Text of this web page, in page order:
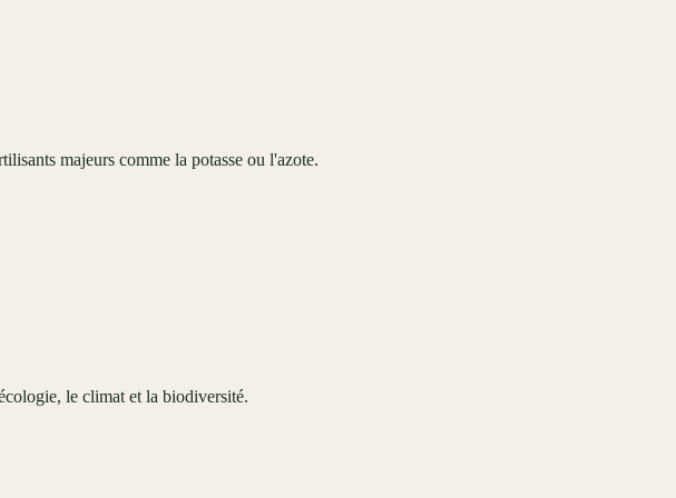
majeurs comme la potasse ou l'azote.
le climat et la biodiversité.